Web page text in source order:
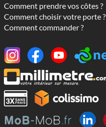
Comment prendre vos côtes ?
Comment choisir votre porte ?
Comment commander ?